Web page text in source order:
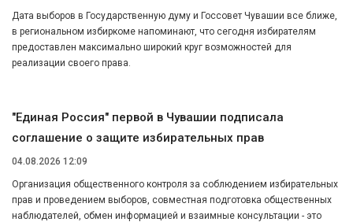
Дата выборов в Государственную думу и Госсовет Чувашии все ближе,
в региональном избиркоме напоминают, что сегодня избирателям
предоставлен максимально широкий круг возможностей для
реализации своего права.
"Единая Россия" первой в Чувашии подписала
соглашение о защите избирательных прав
04.08.2026 12:09
Организация общественного контроля за соблюдением избирательных
прав и проведением выборов, совместная подготовка общественных
наблюдателей, обмен информацией и взаимные консультации - это